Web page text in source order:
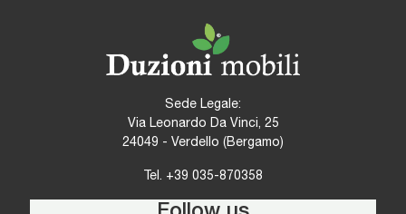
Sede Legale:
Via Leonardo Da Vinci, 25
24049 - Verdello (Bergamo)
Tel. +39 035-870358